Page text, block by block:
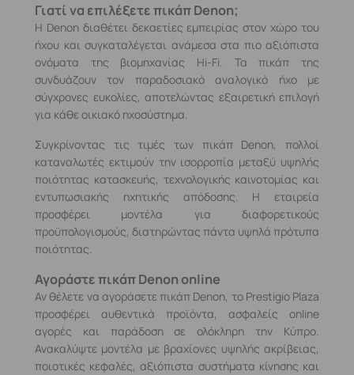
Γιατί να επιλέξετε πικάπ Denon;
Η Denon διαθέτει δεκαετίες εμπειρίας στον χώρο του
ήχου και συγκαταλέγεται ανάμεσα στα πιο αξιόπιστα
ονόματα της βιομηχανίας Hi‑Fi. Τα πικάπ της
συνδυάζουν τον παραδοσιακό αναλογικό ήχο με
σύγχρονες ευκολίες, αποτελώντας εξαιρετική επιλογή
για κάθε οικιακό ηχοσύστημα.
Συγκρίνοντας τις τιμές των πικάπ Denon, πολλοί
καταναλωτές εκτιμούν την ισορροπία μεταξύ υψηλής
ποιότητας κατασκευής, τεχνολογικής καινοτομίας και
εντυπωσιακής ηχητικής απόδοσης. Η εταιρεία
προσφέρει μοντέλα για διαφορετικούς
προϋπολογισμούς, διατηρώντας πάντα υψηλά πρότυπα
ποιότητας.
Αγοράστε πικάπ Denon online
Αν θέλετε να αγοράσετε πικάπ Denon, το Prestigio Plaza
προσφέρει αυθεντικά προϊόντα, ασφαλείς online
αγορές και παράδοση σε ολόκληρη την Κύπρο.
Ανακαλύψτε μοντέλα με βραχίονες υψηλής ακρίβειας,
ποιοτικές κεφαλές, αξιόπιστα συστήματα κίνησης και